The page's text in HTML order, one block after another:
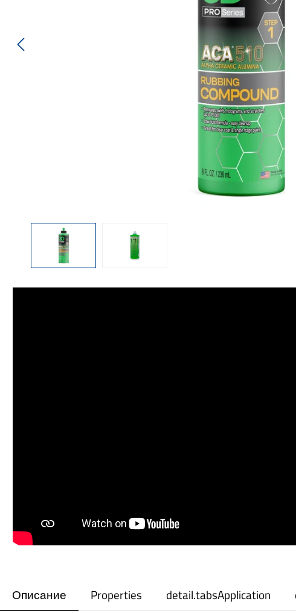
Описание Properties detail.tabsApplication